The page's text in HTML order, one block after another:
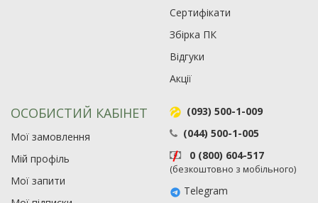
Сертифікати
Збірка ПК
Відгуки
Акції
ОСОБИСТИЙ КАБІНЕТ
Мої замовлення
Мій профіль
Мої запити
(093) 500-1-009
(044) 500-1-005
0 (800) 604-517
(безкоштовно з мобільного)
Telegram